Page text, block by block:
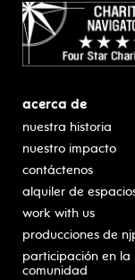
acerca de
nuestra historia
nuestro impacto
contáctenos
alquiler de
work with us
producciones de
participación en la
comunidad